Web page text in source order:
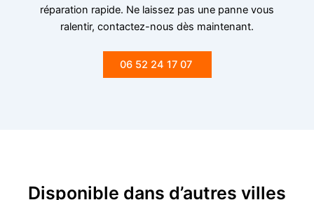
réparation rapide. Ne laissez pas une panne vous
ralentir, contactez-nous dès maintenant.
06 52 24 17 07
Disponible dans d’autres villes